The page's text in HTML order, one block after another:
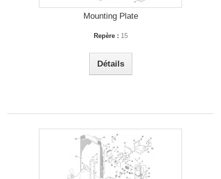
Mounting Plate
Repère : 15
Détails